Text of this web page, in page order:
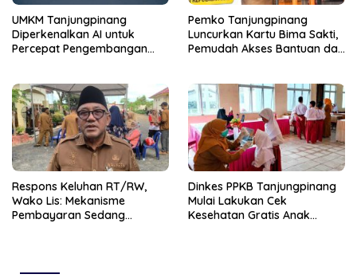
UMKM Tanjungpinang
Diperkenalkan AI untuk
Percepat Pengembangan
Pemko Tanjungpinang
Luncurkan Kartu Bima Sakti,
Pemudah Akses Bantuan dan
‎Respons Keluhan RT/RW,
Wako Lis: Mekanisme
Pembayaran Sedang
Dinkes PPKB Tanjungpinang
Mulai Lakukan Cek
Kesehatan Gratis Anak